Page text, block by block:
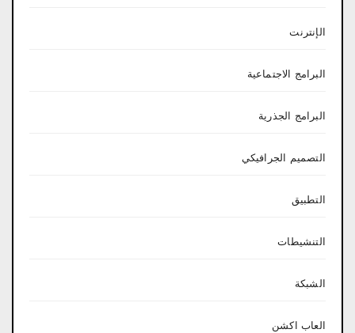
الإنترنت
البرامج الاجتماعية
البرامج الجذرية
التصميم الجرافيكي
التطبيق
التنشيطات
الشبكة
العاب اكشن